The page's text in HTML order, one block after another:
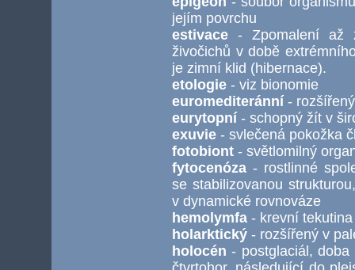
jejím povrchu
estivace - Zpomalení až
živočichů v době
je zimní klid (hibernace).
etologie - viz bionomie
euromediteránní -
eurytopní - schopný žít v
exuvie - svlečená pokožka
fotobiont - světlomilný
fytocenóza - rostlinné
se stabilizovanou
v dynamické rovnováze
hemolymfa - krevní
holarktický - rozšířený v
holocén - postglaciál, doba